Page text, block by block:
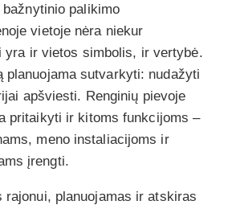
palikimo
vietoje nėra niekur
yra ir vietos simbolis, ir vertybė.
planuojama sutvarkyti: nudažyti
apšviesti. Renginių pievoje
pritaikyti ir kitoms funkcijoms –
meno instaliacijoms ir
įrengti.
rajonui, planuojamas ir atskiras